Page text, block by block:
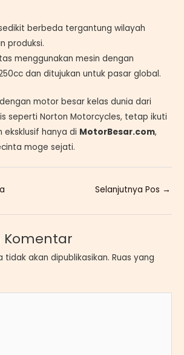
berbeda tergantung wilayah
produksi.
menggunakan mesin dengan
dan ditujukan untuk pasar global.
motor besar kelas dunia dari
seperti Norton Motorcycles, tetap ikuti
hanya di MotorBesar.com,
moge sejati.
Selanjutnya Pos →
Komentar
tidak akan dipublikasikan. Ruas yang